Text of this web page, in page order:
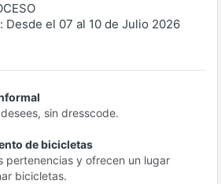
Desde el 07 al 10 de Julio 2026
sin dresscode.
de bicicletas
pertenencias y ofrecen un lugar
bicicletas.